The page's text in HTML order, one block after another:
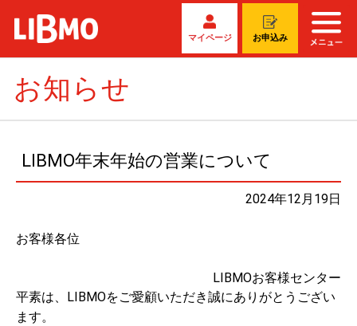
マイページ お申込み
お知らせ
LIBMO年末年始の営業について
2024年12月19日
お客様各位
LIBMOお客様センター
平素は、LIBMOをご愛顧いただき誠にありがとうござい
ます。